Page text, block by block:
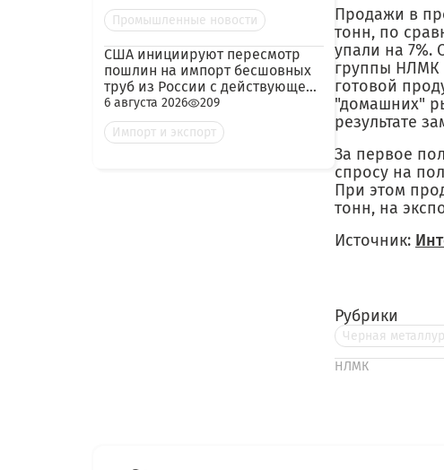
Промышленные новости
США инициируют пересмотр
пошлин на импорт бесшовных
труб из России с действующей
ставкой 209,72%
6 августа 2026
209
Импорт и экспорт
Продажи в
тонн, по
упали на 7%.
группы НЛМК
готовой
"домашних"
результате
За первое
спросу на
При этом
тонн, на
Источник:
Рубрики
Черная
НЛМК